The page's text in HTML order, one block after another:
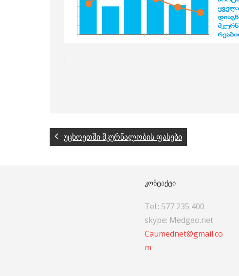
.
უცხოეთში მკურნალობის ფასები
ᲙᲝᲜᲢᲐᲥᲢᲘ
Tel.: 577 235 400
skype: Medgeo.net
Caumednet@gmail.co
m